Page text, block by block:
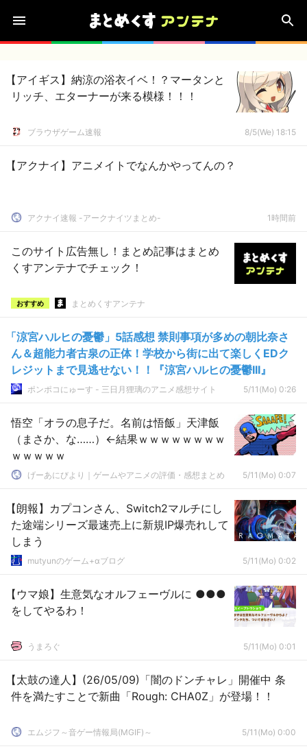
【アイギス】納涼の浴衣イベ！？マータンと
リッチ、エターナーが来る模様！！！
ブラウザゲーム速報 8/5(We) 18:15
【アクナイ】アニメイトでなんかやってんの？
アクナイ速報 -アークナイツまとめ- 1時間前
このサイト広告無し！まとめ記事はまとめ
くすアンテナでチェック！
おすすめ まとめくすアンテナ
「涼宮ハルヒの憂鬱」5話感想 禁則事項が多めの朝比奈さ
ん＆超能力者古泉の正体！学校から街に出て楽しくEDク
レジットまで見逃せない！！『涼宮ハルヒの憂鬱III』
ポンポコにゅーす - 三日月狸璃のアニメ感想サイト 5/11(Mo) 0:26
悟空「オラの息子だ。名前は悟飯」天津飯
（まさか、な……）←結果ｗｗｗｗｗｗｗｗ
ｗｗｗｗｗ
げーあにびより｜ゲームやアニメの評価・感想まとめ 5/11(Mo) 0:07
【朗報】カプコンさん、Switch2マルチにし
た途端シリーズ最速売上に新規IP爆売れして
しまう
mutyunのゲーム+αブログ 5/11(Mo) 0:02
【ウマ娘】生意気なオルフェーヴルに ●●●
をしてやるわ！
うまろぐ 5/11(Mo) 0:01
【太鼓の達人】(26/05/09)「闇のドンチャレ」開催中 条
件を満たすことで新曲「Rough: CHA0Z」が登場！！
エムジフ～音ゲー情報局(MGIF)～ 5/11(Mo) 0:00